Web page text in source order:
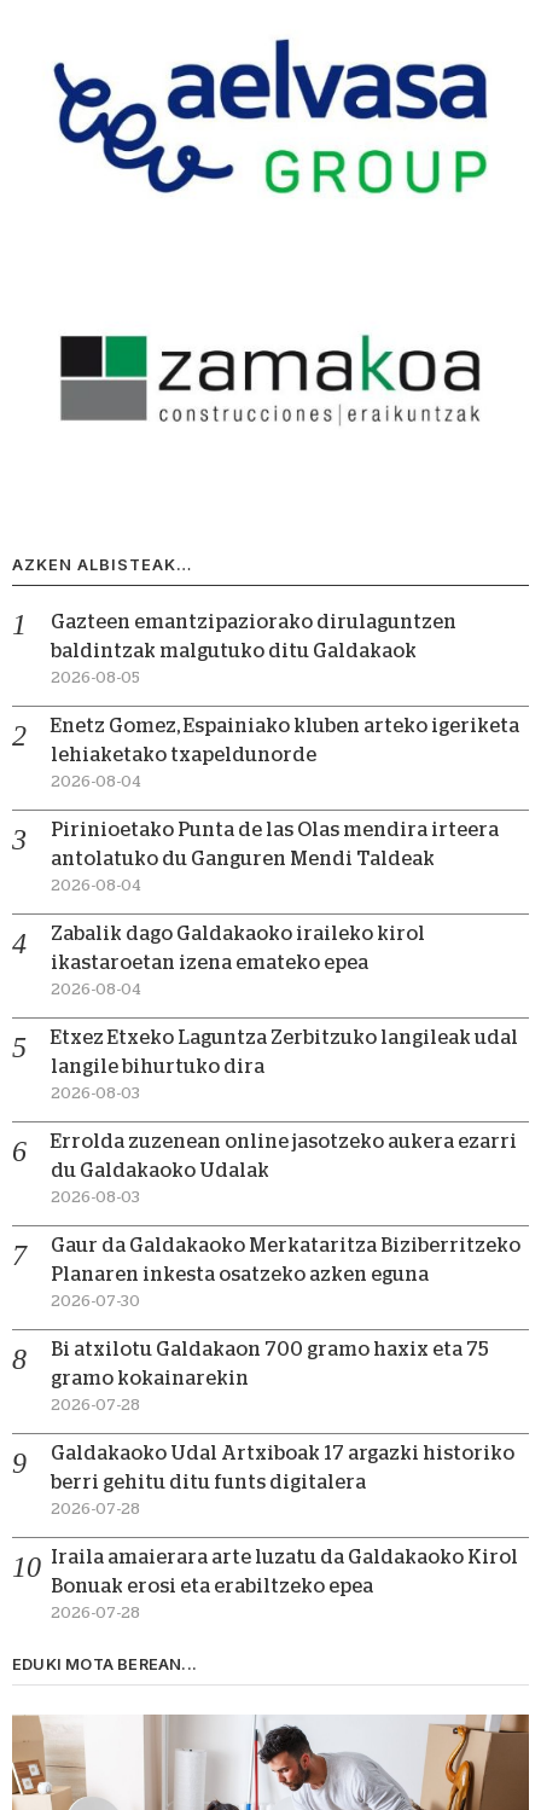
AZKEN ALBISTEAK…
Gazteen emantzipaziorako dirulaguntzen
baldintzak malgutuko ditu Galdakaok
2026-08-05
Enetz Gomez, Espainiako kluben arteko igeriketa
lehiaketako txapeldunorde
2026-08-04
Pirinioetako Punta de las Olas mendira irteera
antolatuko du Ganguren Mendi Taldeak
2026-08-04
Zabalik dago Galdakaoko iraileko kirol
ikastaroetan izena emateko epea
2026-08-04
Etxez Etxeko Laguntza Zerbitzuko langileak udal
langile bihurtuko dira
2026-08-03
Errolda zuzenean online jasotzeko aukera ezarri
du Galdakaoko Udalak
2026-08-03
Gaur da Galdakaoko Merkataritza Biziberritzeko
Planaren inkesta osatzeko azken eguna
2026-07-30
Bi atxilotu Galdakaon 700 gramo haxix eta 75
gramo kokainarekin
2026-07-28
Galdakaoko Udal Artxiboak 17 argazki historiko
berri gehitu ditu funts digitalera
2026-07-28
Iraila amaierara arte luzatu da Galdakaoko Kirol
Bonuak erosi eta erabiltzeko epea
2026-07-28
EDUKI MOTA BEREAN...